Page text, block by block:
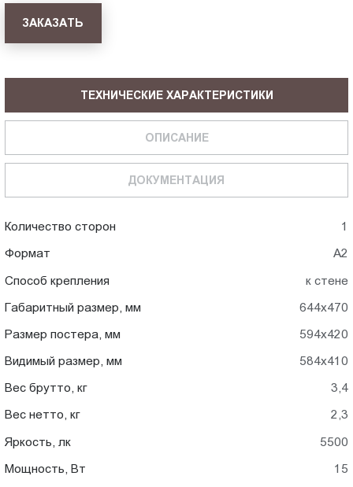
ЗАКАЗАТЬ
ТЕХНИЧЕСКИЕ ХАРАКТЕРИСТИКИ
ОПИСАНИЕ
ДОКУМЕНТАЦИЯ
Количество сторон 1
Формат А2
Способ крепления к стене
Габаритный размер, мм 644x470
Размер постера, мм 594x420
Видимый размер, мм 584x410
Вес брутто, кг 3,4
Вес нетто, кг 2,3
Яркость, лк 5500
Мощность, Вт 15